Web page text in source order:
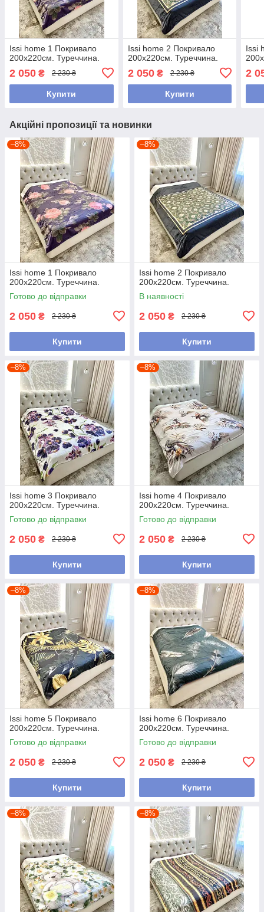
Issi home 1 Покривало
200x220см. Туреччина.
2 050 ₴ 2 230 ₴
Купити
Issi home 2 Покривало
200x220см. Туреччина.
2 050₴ 2 230 ₴
Купити
Issi
2
Акційні пропозиції та новинки
–8%
Issi home 1 Покривало
200x220см. Туреччина.
Готово до відправки
2 050 ₴ 2 230 ₴
Купити
–8%
Issi home 2 Покривало
200x220см. Туреччина.
В наявності
2 050 ₴ 2 230 ₴
Купити
–8%
Issi home 3 Покривало
200x220см. Туреччина.
Готово до відправки
2 050 ₴ 2 230 ₴
Купити
–8%
Issi home 4 Покривало
200x220см. Туреччина.
Готово до відправки
2 050 ₴ 2 230 ₴
Купити
–8%
Issi home 5 Покривало
200x220см. Туреччина.
Готово до відправки
2 050 ₴ 2 230 ₴
Купити
–8%
Issi home 6 Покривало
200x220см. Туреччина.
Готово до відправки
2 050 ₴ 2 230 ₴
Купити
–8% –8%